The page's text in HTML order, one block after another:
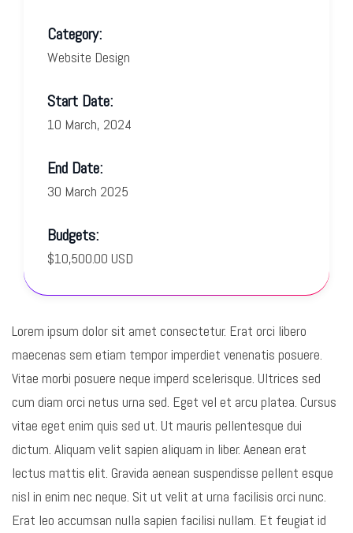
Category:
Website Design
Start Date:
10 March, 2024
End Date:
30 March 2025
Budgets:
$10,500.00 USD
Lorem ipsum dolor sit amet consectetur. Erat orci libero
maecenas sem etiam tempor imperdiet venenatis posuere.
Vitae morbi posuere neque imperd scelerisque. Ultrices sed
cum diam orci netus urna sed. Eget vel et arcu platea. Cursus
vitae eget enim quis sed ut. Ut mauris pellentesque dui
dictum. Aliquam velit sapien aliquam in liber. Aenean erat
lectus mattis elit. Gravida aenean suspendisse pellent esque
nisl in enim nec neque. Sit ut velit at urna facilisis orci nunc.
Erat leo accumsan nulla sapien facilisi nullam. Et feugiat id